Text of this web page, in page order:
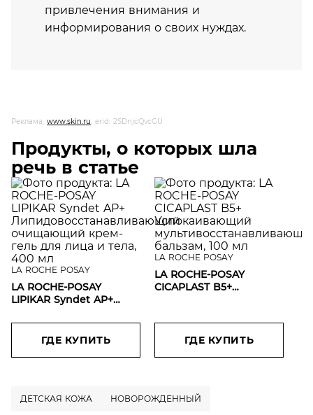
привлечения внимания и
информирования о своих нуждах.
Реклама, www.skin.ru, erid: 2SDnjcQvcGU
Продукты, о которых шла
речь в статье
LA ROCHE POSAY
LA ROCHE-POSAY
LIPIKAR Syndet AP+
очищающий крем-гель
для лица и тела, 400 мл
ГДЕ КУПИТЬ
LA ROCHE POSAY
LA ROCHE-POSAY
CICAPLAST B5+
бальзам, 100 мл
ГДЕ КУПИТЬ
ДЕТСКАЯ КОЖА НОВОРОЖДЕННЫЙ